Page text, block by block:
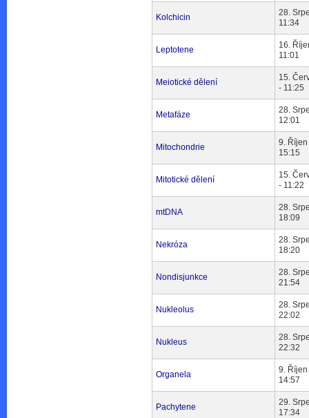
Kolchicin
28.
11:34
Leptotene
16.
11:01
Meiotické dělení
15.
- 11:25
Metafáze
28.
12:01
Mitochondrie
9. Říjen
15:15
Mitotické dělení
15.
- 11:22
mtDNA
28.
18:09
Nekróza
28.
18:20
Nondisjunkce
28.
21:54
Nukleolus
28.
22:02
Nukleus
28.
22:32
Organela
9. Říjen
14:57
Pachytene
29.
17:34